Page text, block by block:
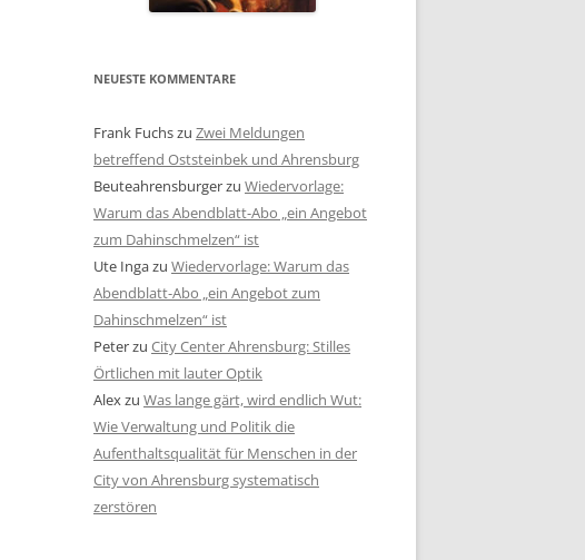
NEUESTE KOMMENTARE
Frank Fuchszu Zwei Meldungen
betreffend Oststeinbek und Ahrensburg
Beuteahrensburgerzu Wiedervorlage:
Warum das Abendblatt-Abo „ein Angebot
zum Dahinschmelzen“ ist
Ute Ingazu Wiedervorlage: Warum das
Abendblatt-Abo „ein Angebot zum
Dahinschmelzen“ ist
Peterzu City Center Ahrensburg: Stilles
Örtlichen mit lauter Optik
Alexzu Was lange gärt, wird endlich Wut:
Wie Verwaltung und Politik die
Aufenthaltsqualität für Menschen in der
City von Ahrensburg systematisch
zerstören